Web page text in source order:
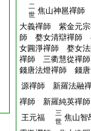
二
世 焦山神邕禪
大義禪師 紫金元
師 婺女清辯禪師
女圓淨禪師 婺女
禪師 三衢慧從禪
錢唐法燈禪師 錢
源禪師 新羅法融
禪師 新羅純英禪
王元福
三
世 焦山智